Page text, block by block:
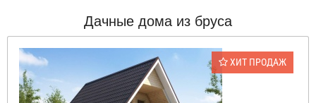
Дачные дома из бруса
ХИТ ПРОДАЖ